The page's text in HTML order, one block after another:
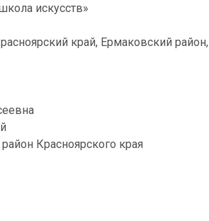
искусств»
край, Ермаковский район,
Красноярского края